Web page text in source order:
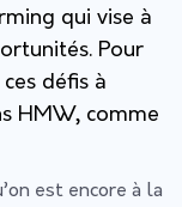
qui vise à
Pour
défis à
HMW, comme
est encore à la